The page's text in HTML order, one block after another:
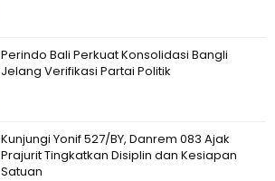
Perindo Bali Perkuat Konsolidasi Bangli
Jelang Verifikasi Partai Politik
Kunjungi Yonif 527/BY, Danrem 083 Ajak
Prajurit Tingkatkan Disiplin dan Kesiapan
Satuan